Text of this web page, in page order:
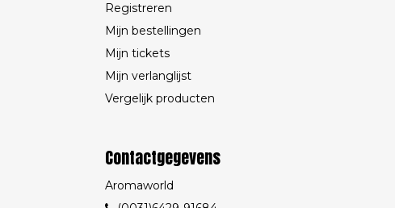
Registreren
Mijn bestellingen
Mijn tickets
Mijn verlanglijst
Vergelijk producten
Contactgegevens
Aromaworld